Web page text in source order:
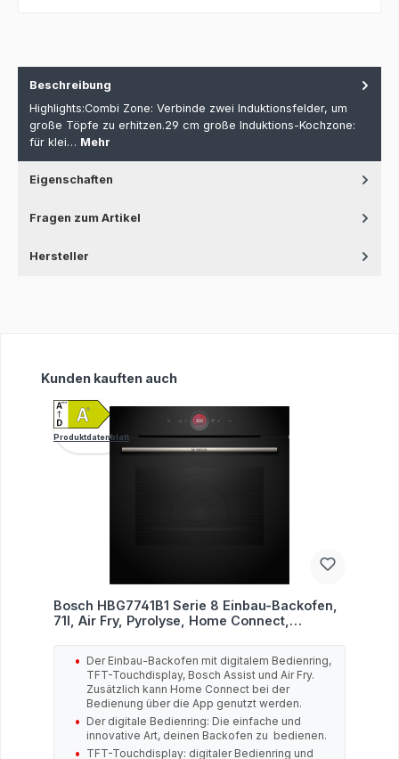
Beschreibung
Highlights:Combi Zone: Verbinde zwei Induktionsfelder, um
große Töpfe zu erhitzen.29 cm große Induktions-Kochzone:
für klei… Mehr
Eigenschaften
Fragen zum Artikel
Hersteller
Produktgalerie überspringen
Kunden kauften auch
Produktdatenblatt
Bosch HBG7741B1 Serie 8 Einbau-Backofen,
71l, Air Fry, Pyrolyse, Home Connect,
Der Einbau-Backofen mit digitalem Bedienring,
TFT-Touchdisplay, Bosch Assist und Air Fry.
Zusätzlich kann Home Connect bei der
Bedienung über die App genutzt werden.
Der digitale Bedienring: Die einfache und
innovative Art, deinen Backofen zu bedienen.
TFT-Touchdisplay: digitaler Bedienring und